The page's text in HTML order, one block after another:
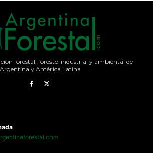
forestal, foresto-industrial y ambiental de
Argentina y América Latina